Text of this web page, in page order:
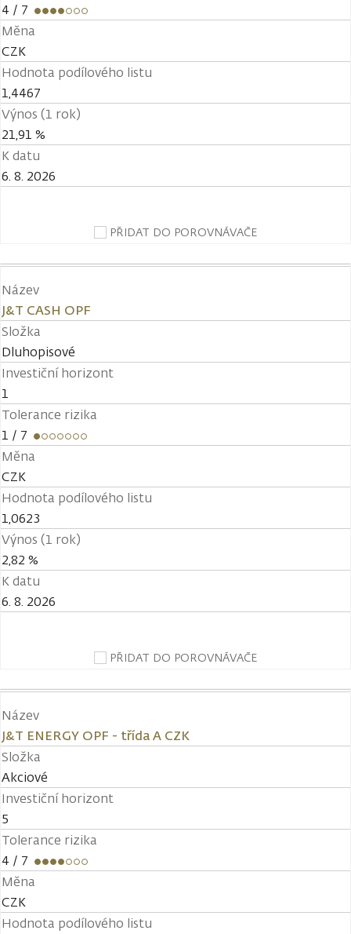
4 / 7
Měna
CZK
Hodnota podílového listu
1,4467
Výnos (1 rok)
21,91 %
K datu
6. 8. 2026
PŘIDAT DO POROVNÁVAČE
Název
J&T CASH OPF
Složka
Dluhopisové
Investiční horizont
1
Tolerance rizika
1 / 7
Měna
CZK
Hodnota podílového listu
1,0623
Výnos (1 rok)
2,82 %
K datu
6. 8. 2026
PŘIDAT DO POROVNÁVAČE
Název
J&T ENERGY OPF - třída A CZK
Složka
Akciové
Investiční horizont
5
Tolerance rizika
4 / 7
Měna
CZK
Hodnota podílového listu